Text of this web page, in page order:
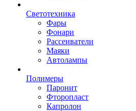
Светотехника
Фары
Фонари
Рассеиватели
Маяки
Автолампы
Полимеры
Паронит
Фторопласт
Капролон